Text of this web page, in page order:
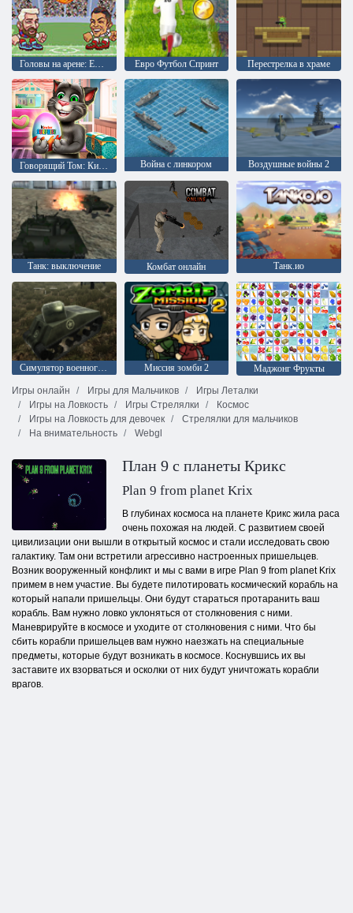
Головы на арене: Евро футбол Евро Футбол Спринт Перестрелка в храме
Война с линкором Воздушные войны 2
Танк: выключение Комбат онлайн Танк.ио
Симулятор военного танка Миссия зомби 2
Маджонг Фрукты
Игры онлайн
Игры для Мальчиков
Игры Леталки
Игры на Ловкость
Игры Стрелялки
Космос
Игры на Ловкость для девочек
Стрелялки для мальчиков
На внимательность
Webgl
План 9 с планеты Крикс
Plan 9 from planet Krix
В глубинах космоса на планете Крикс жила раса
очень похожая на людей. С развитием своей
цивилизации они вышли в открытый космос и стали исследовать свою
галактику. Там они встретили агрессивно настроенных пришельцев.
Возник вооруженный конфликт и мы с вами в игре Plan 9 from planet Krix
примем в нем участие. Вы будете пилотировать космический корабль на
который напали пришельцы. Они будут стараться протаранить ваш
корабль. Вам нужно ловко уклоняться от столкновения с ними.
Маневрируйте в космосе и уходите от столкновения с ними. Что бы
сбить корабли пришельцев вам нужно наезжать на специальные
предметы, которые будут возникать в космосе. Коснувшись их вы
заставите их взорваться и осколки от них будут уничтожать корабли
врагов.